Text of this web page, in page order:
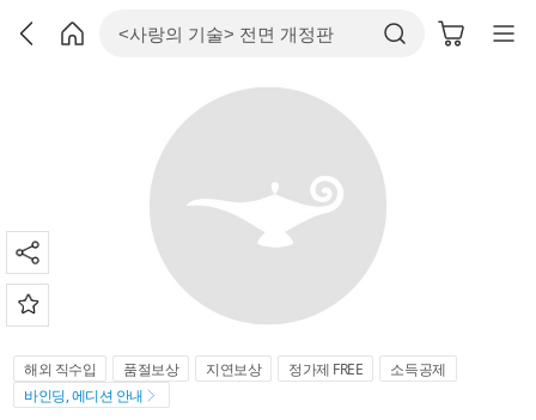
해외 직수입 품절보상 지연보상 정가제 FREE
소득공제
바인딩, 에디션 안내